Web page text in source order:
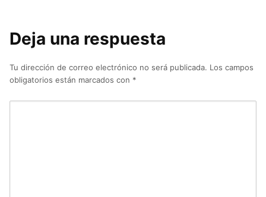
Deja una respuesta
Tu dirección de correo electrónico no será publicada. Los campos
obligatorios están marcados con *